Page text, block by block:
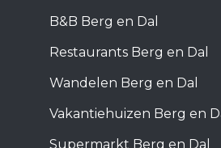
B&B Berg en Dal
Restaurants Berg en Dal
Wandelen Berg en Dal
Vakantiehuizen Berg en
Supermarkt Berg en Dal